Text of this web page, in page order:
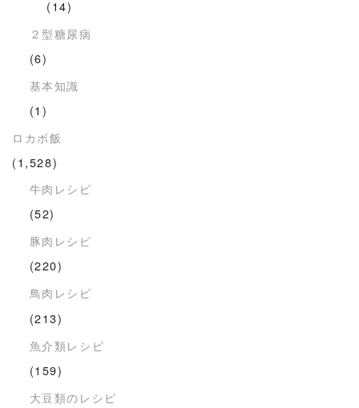
(14)
２型糖尿病
(6)
基本知識
(1)
ロカボ飯
(1,528)
牛肉レシピ
(52)
豚肉レシピ
(220)
鳥肉レシピ
(213)
魚介類レシピ
(159)
大豆類のレシピ